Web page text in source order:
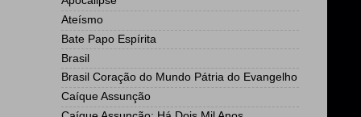
Ateísmo
Bate Papo Espírita
Brasil
Brasil Coração do Mundo Pátria do Evangelho
Caíque Assunção